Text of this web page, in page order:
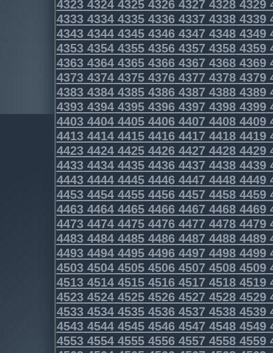
4323432443254326432743284329
4333433443354336433743384339
4343434443454346434743484349
4353435443554356435743584359
4363436443654366436743684369
4373437443754376437743784379
4383438443854386438743884389
4393439443954396439743984399
4403440444054406440744084409
4413441444154416441744184419
4423442444254426442744284429
4433443444354436443744384439
4443444444454446444744484449
4453445444554456445744584459
4463446444654466446744684469
4473447444754476447744784479
4483448444854486448744884489
4493449444954496449744984499
4503450445054506450745084509
4513451445154516451745184519
4523452445254526452745284529
4533453445354536453745384539
4543454445454546454745484549
4553455445554556455745584559